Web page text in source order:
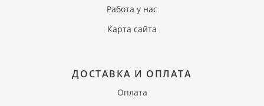
Работа у нас
Карта сайта
ДОСТАВКА И ОПЛАТА
Оплата